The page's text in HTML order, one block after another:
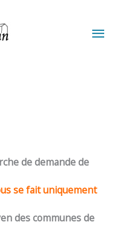
de demande de
se fait uniquement
des communes de